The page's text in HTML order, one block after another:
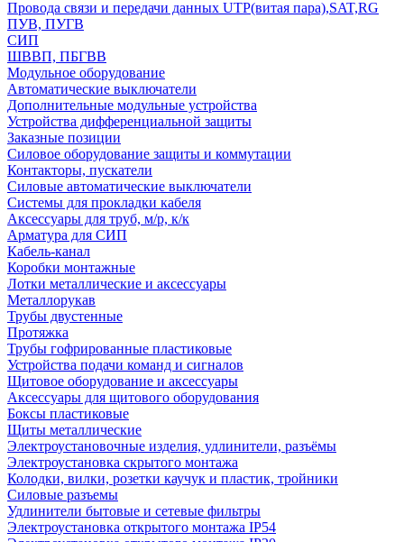
Провода связи и передачи данных UTP(витая пара),SAT,RG
ПУВ, ПУГВ
СИП
ШВВП, ПБГВВ
Модульное оборудование
Автоматические выключатели
Дополнительные модульные устройства
Устройства дифференциальной защиты
Заказные позиции
Силовое оборудование защиты и коммутации
Контакторы, пускатели
Силовые автоматические выключатели
Системы для прокладки кабеля
Аксессуары для труб, м/р, к/к
Арматура для СИП
Кабель-канал
Коробки монтажные
Лотки металлические и аксессуары
Металлорукав
Трубы двустенные
Протяжка
Трубы гофрированные пластиковые
Устройства подачи команд и сигналов
Щитовое оборудование и аксессуары
Аксессуары для щитового оборудования
Боксы пластиковые
Щиты металлические
Электроустановочные изделия, удлинители, разъёмы
Электроустановка скрытого монтажа
Колодки, вилки, розетки каучук и пластик, тройники
Силовые разъемы
Удлинители бытовые и сетевые фильтры
Электроустановка открытого монтажа IP54